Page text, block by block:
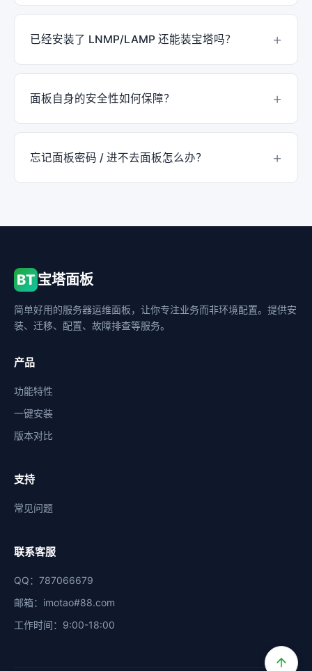
分钟内即可完成一台 Web 服务器的环境搭建。
登录服务器 SSH 后执行bt命令，会出现菜单。选择
「修改面板端口」可更改 8888 默认端口；选择「修改
器安全组中放行新端口。
已经安装了 LNMP/LAMP 还能装宝塔吗？
不建议。宝塔面板需要使用纯净系统安装，已经手工部
署过 Web 环境的服务器可能存在端口占用、配置冲突
Apache / MySQL / PHP 等服务，否则面板可能无法正
面板自身的安全性如何保障？
建议开启以下措施：① 修改默认 8888 端口；② 开启
SSL 后通过 HTTPS 访问；③ 开启面板 SSH 限制 IP 访
绑定域名访问；⑥ 开启二步验证。完成这些设置后安
忘记面板密码 / 进不去面板怎么办？
去，请通过云厂商控制台的「VNC 网页登录」进入系
BT 宝塔面板
简单好用的服务器运维面板，让你专注业务而非环境配置。提供安
装、迁移、配置、故障排查等服务。
产品
功能特性
一键安装
版本对比
支持
常见问题
联系客服
QQ：787066679
邮箱：imotao#88.com
工作时间：9:00-18:00